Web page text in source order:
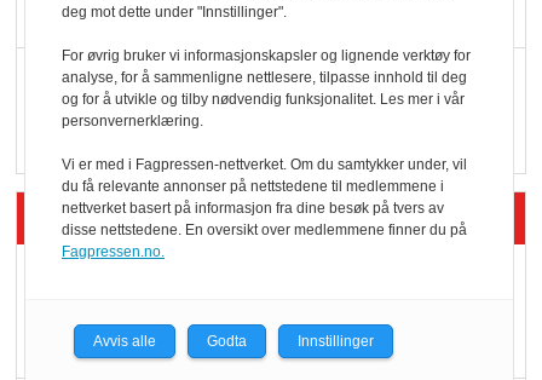
Q passerte 1 milliard i
Rema i 2025
Siste artikler - Økologisk
yoghurt: Trues av
melkemangel
deg mot dette under "Innstillinger".
For øvrig bruker vi informasjonskapsler og lignende verktøy for
analyse, for å sammenligne nettlesere, tilpasse innhold til deg
og for å utvikle og tilby nødvendig funksjonalitet. Les mer i vår
personvernerklæring.
Vi er med i Fagpressen-nettverket. Om du samtykker under, vil
du få relevante annonser på nettstedene til medlemmene i
nettverket basert på informasjon fra dine besøk på tvers av
disse nettstedene. En oversikt over medlemmene finner du på
Fagpressen.no.
Avvis alle Godta Innstillinger